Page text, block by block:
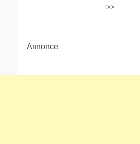
>>
Annonce